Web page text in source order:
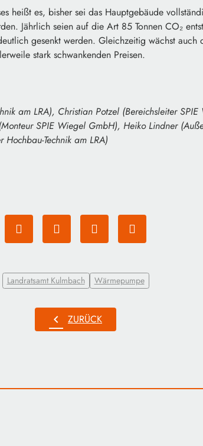
heißt es, bisher sei das Hauptgebäude
Jährlich seien auf die Art 85 Tonnen CO₂
gesenkt werden. Gleichzeitig wächst
stark schwankenden Preisen.
am LRA), Christian Potzel (Bereichsleiter
SPIE Wiegel GmbH), Heiko Lindner
Technik am LRA)
Landratsamt Kulmbach Wärmepumpe
chevron_left ZURÜCK